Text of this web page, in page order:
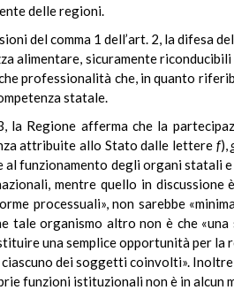
delle regioni.
del comma 1 dell’art. 2, la difesa
alimentare, sicuramente
professionalità che, in quanto
statale.
la Regione afferma che la
attribuite allo Stato dalle lettere f),
al funzionamento degli organi statali
mentre quello in
processuali», non sarebbe
tale organismo altro non è che
una semplice opportunità per
dei soggetti coinvolti».
funzioni istituzionali non è in alcun